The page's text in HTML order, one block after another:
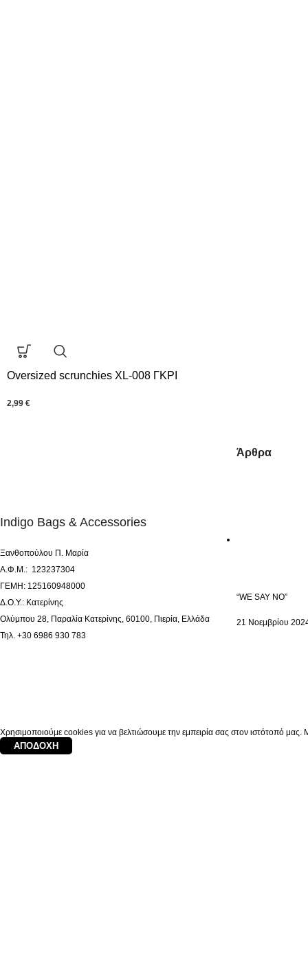
Oversized scrunchies XL-008 ΓΚΡΙ
2,99 €
Indigo Bags & Accessories
Ξανθοπούλου Π. Μαρία
Α.Φ.Μ.: 123237304
ΓΕΜΗ: 125160948000
Δ.Ο.Υ.: Κατερίνης
Ολύμπου 28, Παραλία Κατερίνης, 60100, Πιερία, Ελλάδα
Τηλ. +30 6986 930 783
Άρθρα
“WE SAY NO”
21 Νοεμβρίου
Χρησιμοποιούμε cookies για να βελτιώσουμε την εμπειρία σας στον ιστότοπό
ΑΠΟΔΟΧΉ